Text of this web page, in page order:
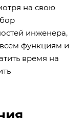
на свою
инженера,
функциям и
время на